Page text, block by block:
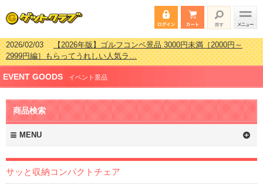
2026/02/03【2026年版】ゴルフコンペ景品 3000円未満［2000円～
2999円編］もらってうれしい人気ラ…
2026/07/15【2026年版】ビンゴゲーム景品おすすめ金額別人気ランキ
ング 更新しました！
2026/04/03【2026年版】ゴルフコンペ景品 3000円未満［2000円～
2999円編］もらってうれしい人気ラ…
2026/02/16
新しました！
EVENT GOODS イベント景品
商品検索
MENU
サッと収納コンパクトチェア